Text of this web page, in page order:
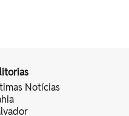
Notícias